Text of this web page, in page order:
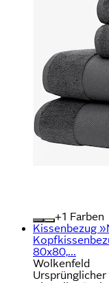
+
Farben
Kissenbezug
80x80,...
Wolkenfeld
Ursprünglicher